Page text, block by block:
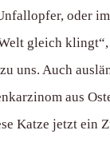
oder
gleich
uns. Auch
aus
Katze jetzt ein